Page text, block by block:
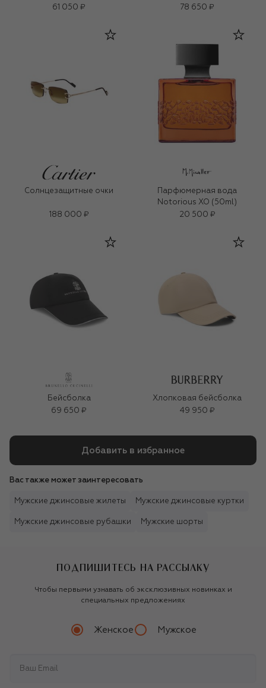
61 050 ₽
78 650 ₽
Солнцезащитные очки
188 000 ₽
Парфюмерная вода
Notorious XO (50ml)
20 500 ₽
Бейсболка
69 650 ₽
Хлопковая бейсболка
49 950 ₽
Добавить в избранное
Вас также может заинтересовать
Мужские джинсовые жилеты Мужские джинсовые куртки
Мужские джинсовые рубашки Мужские шорты
ПОДПИШИТЕСЬ НА РАССЫЛКУ
Чтобы первыми узнавать об эксклюзивных новинках и
специальных предложениях
Женское Мужское